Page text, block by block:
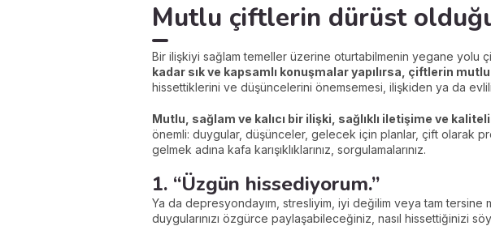
Mutlu çiftlerin dürüst
Bir ilişkiyi sağlam temeller üzerine oturtabilmenin yegane yolu
kadar sık ve kapsamlı konuşmalar yapılırsa, çiftlerin
hissettiklerini ve düşüncelerini önemsemesi, ilişkiden ya da
Mutlu, sağlam ve kalıcı bir ilişki, sağlıklı iletişime ve
önemli: duygular, düşünceler, gelecek için planlar, çift olarak
gelmek adına kafa karışıklıklarınız, sorgulamalarınız.
1. “Üzgün hissediyorum.”
Ya da depresyondayım, stresliyim, iyi değilim veya tam
duygularınızı özgürce paylaşabileceğiniz, nasıl hissettiğinizi